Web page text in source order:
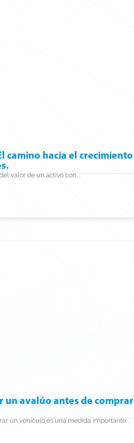
camino hacia el crecimiento
valor de un activo con...
un avalúo antes de comprar
un vehículo es una medida importante...